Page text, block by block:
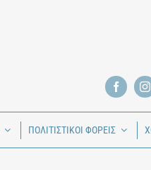
ΠΟΛΙΤΙΣΤΙΚΟΙ ΦΟΡΕΙΣ